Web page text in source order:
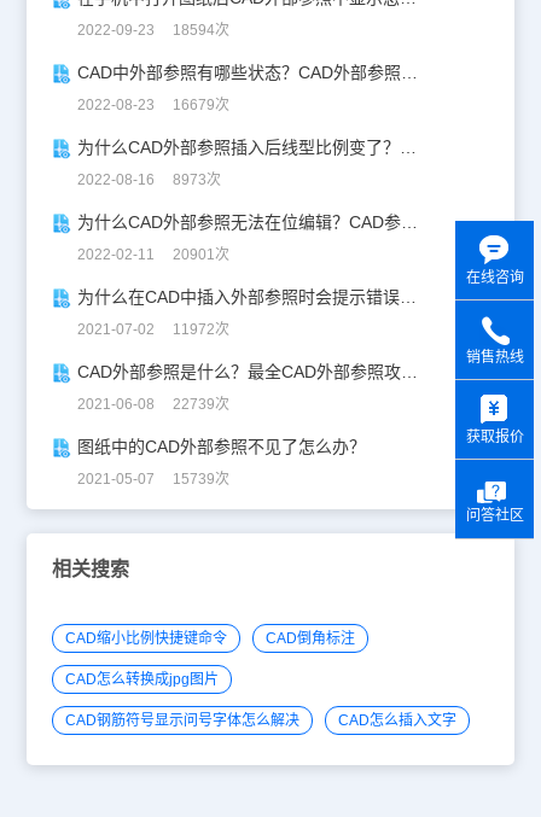
2022-09-23 18594次
2022-08-23 16679次
2022-08-16 8973次
为什么CAD外部参照无法在位编辑？CAD参照编辑教程
2022-02-11 20901次
为什么在CAD中插入外部参照时会提示错误无效？
2021-07-02 11972次
CAD外部参照是什么？最全CAD外部参照攻略！
2021-06-08 22739次
图纸中的CAD外部参照不见了怎么办？
2021-05-07 15739次
相关搜索
CAD缩小比例快捷键命令 CAD倒角标注
CAD怎么转换成jpg图片
CAD钢筋符号显示问号字体怎么解决 CAD怎么插入文字
在线咨询
销售热线
获取报价
问答社区